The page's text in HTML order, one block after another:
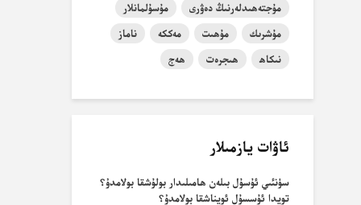
مۇجتەھىدلەرنىڭ دەۋرى
مۇسۇلمانلار
مۇشرىك
مۇھىت مەككە
ناماز
نىكاھ
ھىجرەت ھەج
ئاۋات يازمىلار
سۈنئىي ئۇسۇل بىلەن ھامىلىدار بولۇشقا بولامدۇ؟
تويدا ئۇسسۇل ئويناشقا بولامدۇ؟